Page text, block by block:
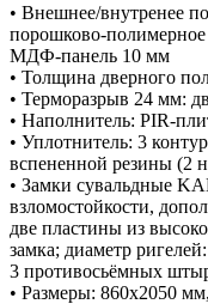
• Внешнее/внутренее
порошково-полимерное
МДФ-панель 10 мм
• Толщина дверного
• Терморазрыв 24 мм:
• Наполнитель: PIR-
• Уплотнитель: 3
вспененной резины (2
• Замки сувальдные
взломостойкости,
две пластины из
замка; диаметр
3 противосьёмных
• Размеры: 860х2050